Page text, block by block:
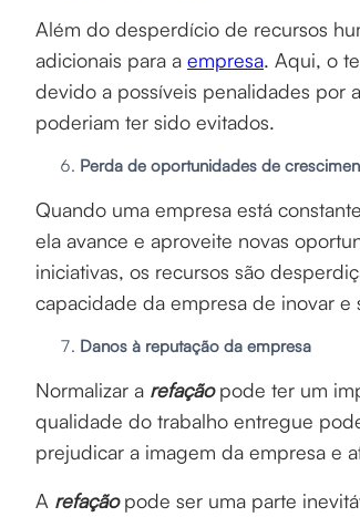
Além do desperdício de recursos
adicionais para a empresa. Aqui, o
devido a possíveis penalidades por
poderiam ter sido evitados.
Perda de oportunidades de
Quando uma empresa está
ela avance e aproveite novas
iniciativas, os recursos são
capacidade da empresa de inovar e
Danos à reputação da empresa
Normalizar a refaçãopode ter um
qualidade do trabalho entregue
prejudicar a imagem da empresa e
A refaçãopode ser uma parte